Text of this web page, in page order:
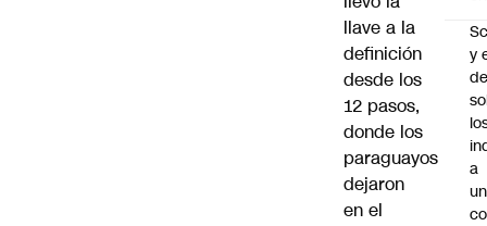
llave a la
definición
desde los
12 pasos,
donde los
paraguayos
dejaron
en el
y
a